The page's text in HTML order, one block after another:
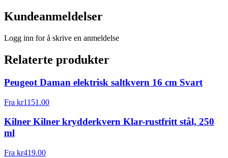
Kundeanmeldelser
Logg inn for å skrive en anmeldelse
Relaterte produkter
Peugeot Daman elektrisk saltkvern 16 cm Svart
Fra kr1151.00
Kilner Kilner krydderkvern Klar-rustfritt stål, 250
ml
Fra kr419.00